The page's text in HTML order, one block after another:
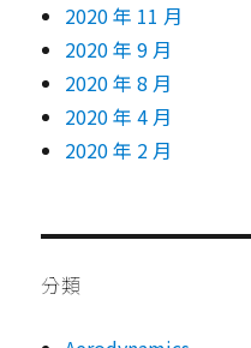
2020 年 11 月
2020 年 9 月
2020 年 8 月
2020 年 4 月
2020 年 2 月
分類